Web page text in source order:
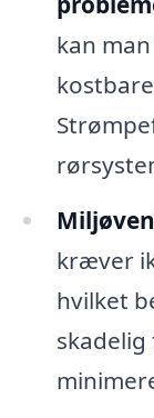
kan
kræver
hvilket